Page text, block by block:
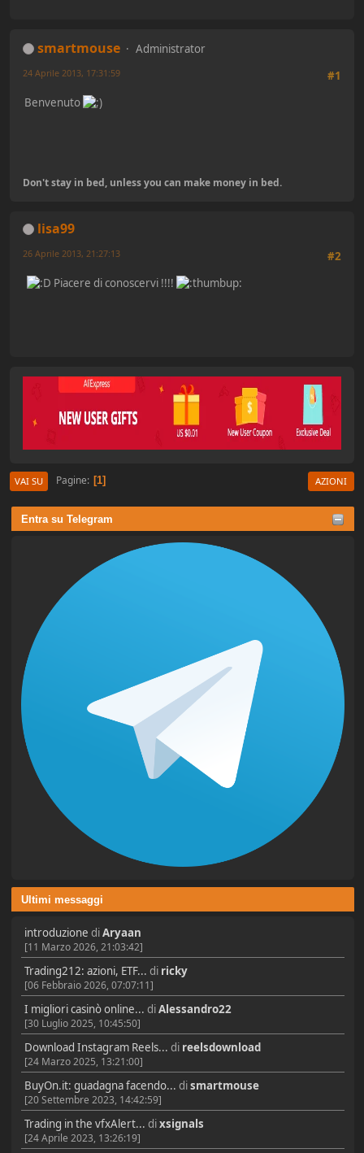
Entra su Telegram
Ultimi messaggi
introduzione diAryaan
[11 Marzo 2026, 21:03:42]
Trading212: azioni, ETF... di ricky
[06 Febbraio 2026, 07:07:11]
I migliori casinò online... diAlessandro22
[30 Luglio 2025, 10:45:50]
Download Instagram Reels... di reelsdownload
[24 Marzo 2025, 13:21:00]
BuyOn.it: guadagna facendo... dismartmouse
[20 Settembre 2023, 14:42:59]
Trading in the vfxAlert... dixsignals
[24 Aprile 2023, 13:26:19]
smartmouse
Administrator
#1
24 Aprile 2013, 17:31:59
Benvenuto
Don't stay in bed, unless you can make money in bed.
lisa99
#2
26 Aprile 2013, 21:27:13
Piacere di conoscervi !!!!
VAI SU Pagine 1 AZIONI